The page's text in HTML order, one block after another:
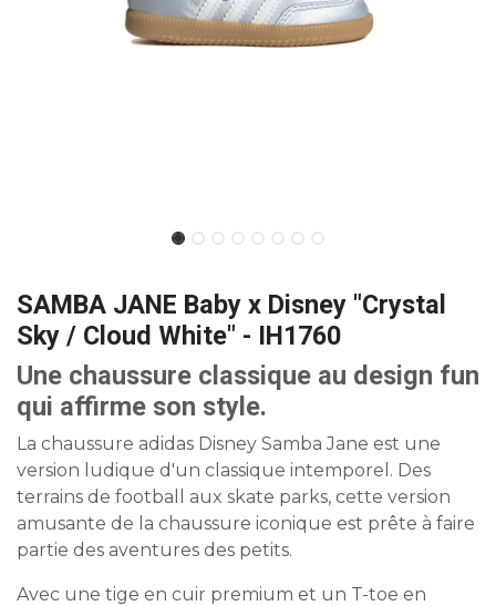
SAMBA JANE Baby x Disney "Crystal
Sky / Cloud White" - IH1760
Une chaussure classique au design fun
qui affirme son style.
La chaussure adidas Disney Samba Jane est une
version ludique d'un classique intemporel. Des
terrains de football aux skate parks, cette version
amusante de la chaussure iconique est prête à faire
partie des aventures des petits.
Avec une tige en cuir premium et un T-toe en